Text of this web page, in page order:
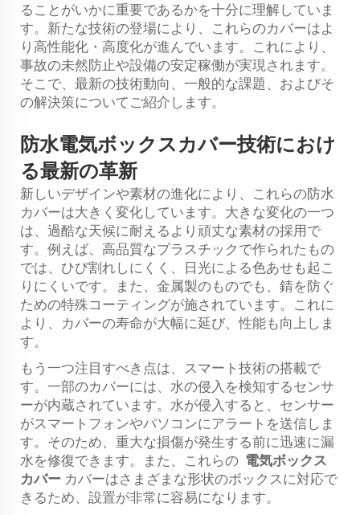
ることがいかに重要であるかを十分に理解していま
す。新たな技術の登場により、これらのカバーはよ
り高性能化・高度化が進んでいます。これにより、
事故の未然防止や設備の安定稼働が実現されます。
そこで、最新の技術動向、一般的な課題、およびそ
の解決策についてご紹介します。
防水電気ボックスカバー技術におけ
る最新の革新
新しいデザインや素材の進化により、これらの防水
カバーは大きく変化しています。大きな変化の一つ
は、過酷な天候に耐えるより頑丈な素材の採用で
す。例えば、高品質なプラスチックで作られたもの
では、ひび割れしにくく、日光による色あせも起こ
りにくいです。また、金属製のものでも、錆を防ぐ
ための特殊コーティングが施されています。これに
より、カバーの寿命が大幅に延び、性能も向上しま
す。
もう一つ注目すべき点は、スマート技術の搭載で
す。一部のカバーには、水の侵入を検知するセンサ
ーが内蔵されています。水が侵入すると、センサー
がスマートフォンやパソコンにアラートを送信しま
す。そのため、重大な損傷が発生する前に迅速に漏
水を修復できます。また、これらの 電気ボックス
カバー カバーはさまざまな形状のボックスに対応で
きるため、設置が非常に容易になります。